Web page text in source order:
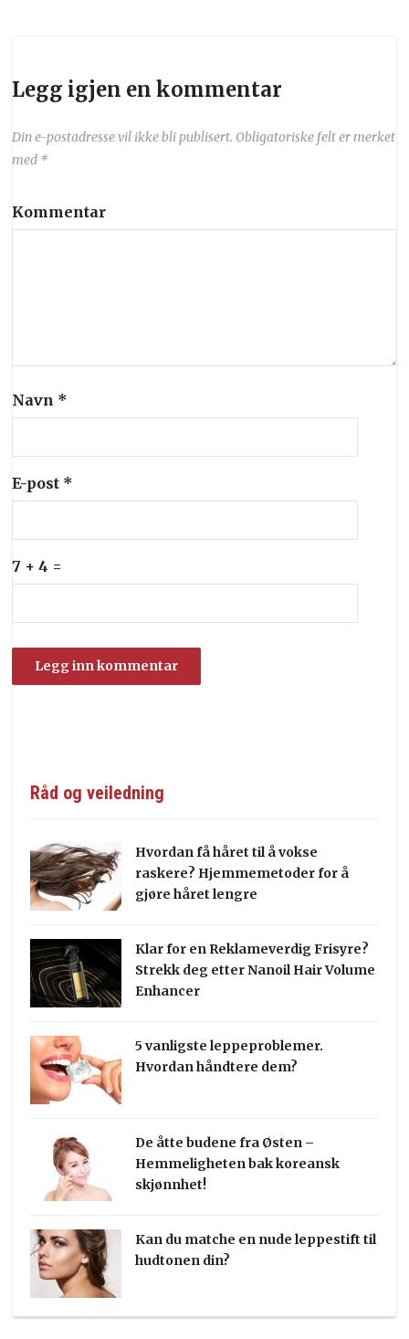
Legg igjen en kommentar
Din e-postadresse vil ikke bli publisert. Obligatoriske felt er merket
med *
Kommentar
Navn *
E-post *
7 + 4 =
Råd og veiledning
Hvordan få håret til å vokse
raskere? Hjemmemetoder for å
gjøre håret lengre
Klar for en Reklameverdig Frisyre?
Strekk deg etter Nanoil Hair Volume
Enhancer
5 vanligste leppeproblemer.
Hvordan håndtere dem?
De åtte budene fra Østen –
Hemmeligheten bak koreansk
skjønnhet!
Kan du matche en nude leppestift til
hudtonen din?